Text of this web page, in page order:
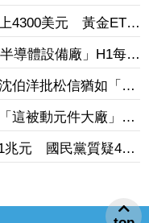
4300美元 黃金ETF
導體設備廠」H1每股
賺逾一個股本
伯洋批松信猶如「兩
這被動元件大廠」股
安：兩家外資都沒看
兆元 國民黨質疑400
卡換現金」